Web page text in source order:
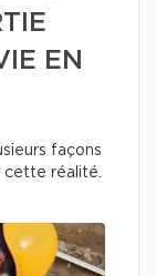
EN
façons
cette réalité.